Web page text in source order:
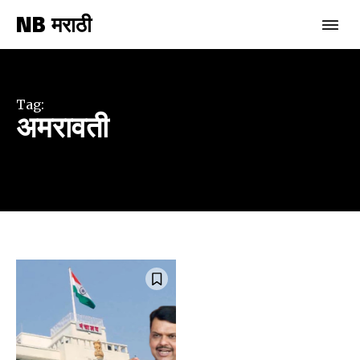
SUBSCRIBERS and be part of the
To subscribe, simply enter your email address on our website
or click the subscribe button below. Don't worry, we respect
your privacy and won't spam your inbox. Your information is
safe with us.
NB मराठी
Tag:
अमरावती